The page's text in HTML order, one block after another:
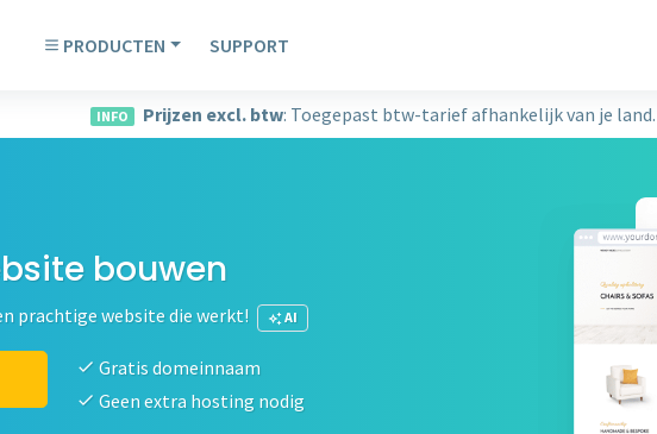
PRODUCTEN SUPPORT
INFO Prijzen excl. btw: Toegepast btw-tarief afhankelijk van je land.
bouwen
prachtige website die werkt! AI
Gratis domeinnaam
Geen extra hosting nodig